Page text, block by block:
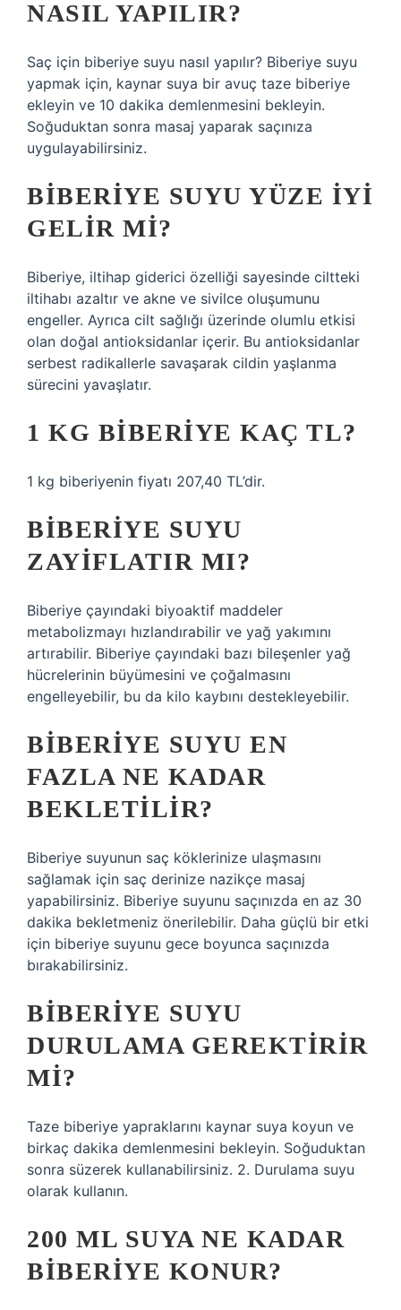
NASIL YAPILIR?
Saç için biberiye suyu nasıl yapılır? Biberiye suyu
yapmak için, kaynar suya bir avuç taze biberiye
ekleyin ve 10 dakika demlenmesini bekleyin.
Soğuduktan sonra masaj yaparak saçınıza
uygulayabilirsiniz.
BIBERIYE SUYU YÜZE IYI
GELIR MI?
Biberiye, iltihap giderici özelliği sayesinde ciltteki
iltihabı azaltır ve akne ve sivilce oluşumunu
engeller. Ayrıca cilt sağlığı üzerinde olumlu etkisi
olan doğal antioksidanlar içerir. Bu antioksidanlar
serbest radikallerle savaşarak cildin yaşlanma
sürecini yavaşlatır.
1 KG BIBERIYE KAÇ TL?
1 kg biberiyenin fiyatı 207,40 TL’dir.
BIBERIYE SUYU
ZAYIFLATIR MI?
Biberiye çayındaki biyoaktif maddeler
metabolizmayı hızlandırabilir ve yağ yakımını
artırabilir. Biberiye çayındaki bazı bileşenler yağ
hücrelerinin büyümesini ve çoğalmasını
engelleyebilir, bu da kilo kaybını destekleyebilir.
BIBERIYE SUYU EN
FAZLA NE KADAR
BEKLETILIR?
Biberiye suyunun saç köklerinize ulaşmasını
sağlamak için saç derinize nazikçe masaj
yapabilirsiniz. Biberiye suyunu saçınızda en az 30
dakika bekletmeniz önerilebilir. Daha güçlü bir etki
için biberiye suyunu gece boyunca saçınızda
bırakabilirsiniz.
BIBERIYE SUYU
DURULAMA GEREKTIRIR
MI?
Taze biberiye yapraklarını kaynar suya koyun ve
birkaç dakika demlenmesini bekleyin. Soğuduktan
sonra süzerek kullanabilirsiniz. 2. Durulama suyu
olarak kullanın.
200 ML SUYA NE KADAR
BIBERIYE KONUR?